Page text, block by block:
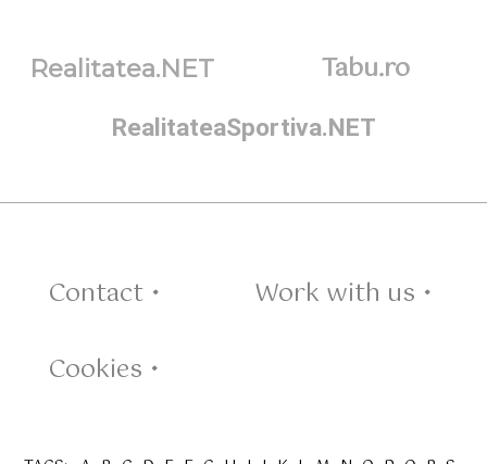
Realitatea.NET Tabu.ro
RealitateaSportiva.NET
Contact •
Work with us •
Cookies •